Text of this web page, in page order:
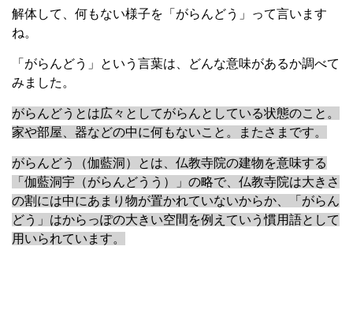
解体して、何もない様子を「がらんどう」って言います
ね。
「がらんどう」という言葉は、どんな意味があるか調べて
みました。
がらんどうとは広々としてがらんとしている状態のこと。
家や部屋、器などの中に何もないこと。またさまです。
がらんどう（伽藍洞）とは、仏教寺院の建物を意味する
「伽藍洞宇（がらんどうう）」の略で、仏教寺院は大きさ
の割には中にあまり物が置かれていないからか、「がらん
どう」はからっぽの大きい空間を例えていう慣用語として
用いられています。